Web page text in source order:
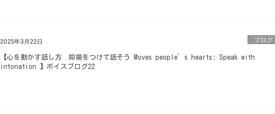
2025年3月22日 ブログ
【心を動かす話し方 抑揚をつけて話そう Moves people’s hearts: Speak with
intonation 】ボイスブログ22